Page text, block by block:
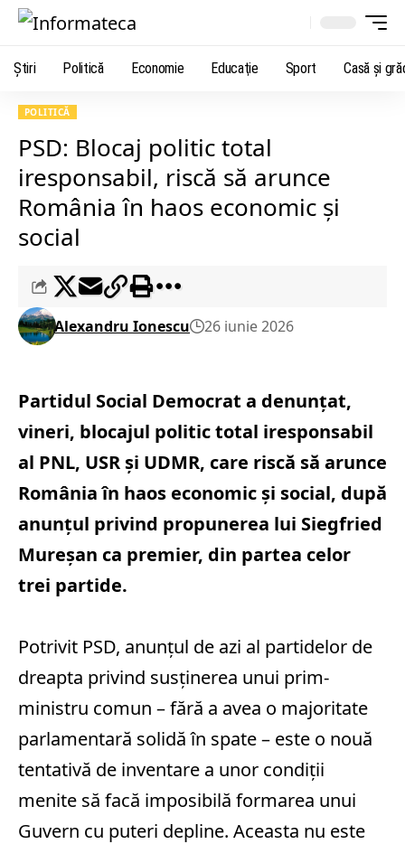
Știri Politică Economie Educaţie Sport Casă şi
POLITICĂ
PSD: Blocaj politic total
iresponsabil, riscă să arunce
România în haos economic şi
social
Alexandru Ionescu 26 iunie 2026
Partidul Social Democrat a denunţat,
vineri, blocajul politic total iresponsabil
al PNL, USR şi UDMR, care riscă să arunce
România în haos economic şi social, după
anunţul privind propunerea lui Siegfried
Mureşan ca premier, din partea celor
trei partide.
Potrivit PSD, anunţul de azi al partidelor de
dreapta privind susţinerea unui prim-
ministru comun – fără a avea o majoritate
parlamentară solidă în spate – este o nouă
tentativă de inventare a unor condiţii
menite să facă imposibilă formarea unui
Guvern cu puteri depline. Aceasta nu este